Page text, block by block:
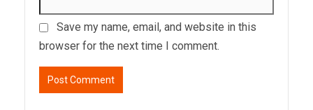
Save my name, email, and website in this
browser for the next time I comment.